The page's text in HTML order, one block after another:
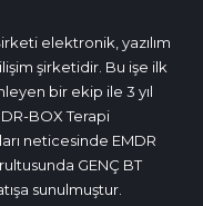
elektronik, yazılım
şirketidir. Bu işe ilk
bir ekip ile 3 yıl
BOX Terapi
neticesinde EMDR
GENÇ BT
sunulmuştur.